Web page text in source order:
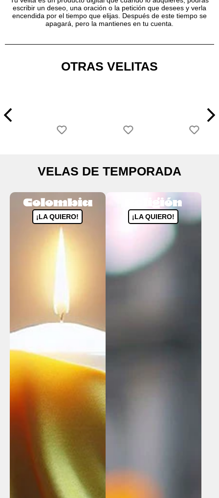
escribir un deseo, una oración o la petición que desees y verla
encendida por el tiempo que elijas. Después de este tiempo se
apagará, pero la mantienes en tu cuenta.
OTRAS VELITAS
VELAS DE TEMPORADA
Colombia
¡LA QUIERO!
Religión
¡LA QUIERO!